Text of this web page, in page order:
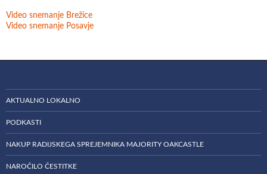
Video snemanje Brežice
Video snemanje Posavje
AKTUALNO LOKALNO
PODKASTI
NAKUP RADIJSKEGA SPREJEMNIKA MAJORITY OAKCASTLE
NAROČILO ČESTITKE